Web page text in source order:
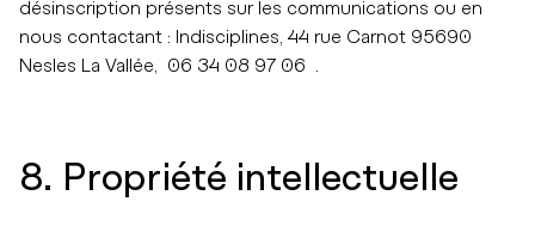
désinscription présents sur les communications ou en
nous contactant : Indisciplines, 44 rue Carnot 95690
Nesles La Vallée, ​ 06 34 08 97 06 .
8. Propriété intellectuelle